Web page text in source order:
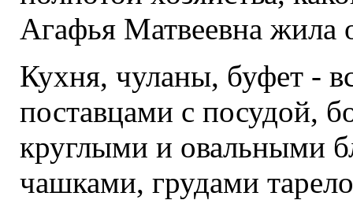
Агафья Матвеевна жила
Кухня, чуланы, буфет -
поставцами с посудой,
круглыми и овальными
чашками, грудами